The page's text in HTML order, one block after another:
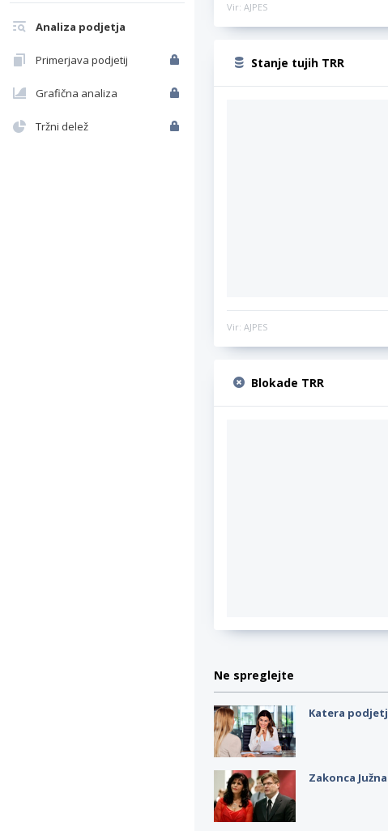
Analiza podjetja
Primerjava podjetij
Grafična analiza
Tržni delež
Vir: AJPES
Stanje tujih TRR
Vir: AJPES
Blokade TRR
Ne spreglejte
Katera
Zakonca